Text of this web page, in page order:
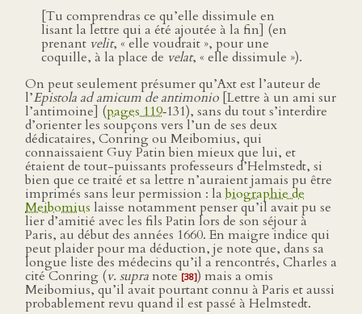
[Tu comprendras ce qu’elle dissimule en
lisant la lettre qui a été ajoutée à la fin] (en
prenant velit, « elle voudrait », pour une
coquille, à la place de velat, « elle dissimule »).
On peut seulement présumer qu’Axt est l’auteur de
l’Epistola ad amicum de antimonio [Lettre à un ami sur
l’antimoine] (pages 119‑131), sans du tout s’interdire
d’orienter les soupçons vers l’un de ses deux
dédicataires, Conring ou Meibomius, qui
connaissaient Guy Patin bien mieux que lui, et
étaient de tout-puissants professeurs d’Helmstedt, si
bien que ce traité et sa lettre n’auraient jamais pu être
imprimés sans leur permission : labiographie de
Meibomius laisse notamment penser qu’il avait pu se
lier d’amitié avec les fils Patin lors de son séjour à
Paris, au début des années 1660. En maigre indice qui
peut plaider pour ma déduction, je note que, dans sa
longue liste des médecins qu’il a rencontrés, Charles a
cité Conring (v. supra note[38]) mais a omis
Meibomius, qu’il avait pourtant connu à Paris et aussi
probablement revu quand il est passé à Helmstedt.